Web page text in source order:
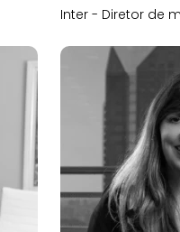
Inter - Diretor de